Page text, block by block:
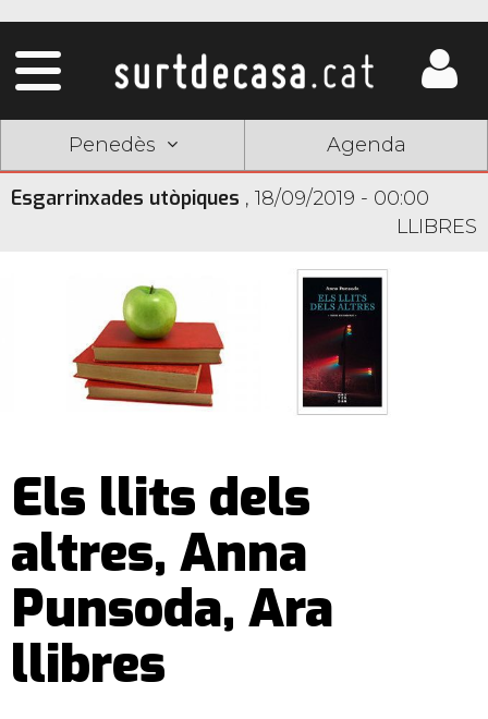
Penedès Agenda
Esgarrinxades utòpiques , 18/09/2019 - 00:00
LLIBRES
Els llits dels
altres, Anna
Punsoda, Ara
llibres